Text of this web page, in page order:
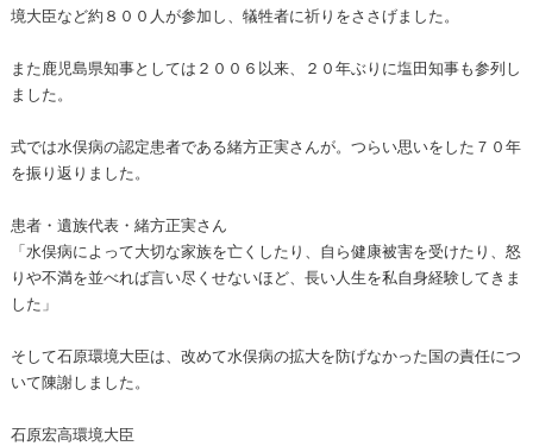
境大臣など約８００人が参加し、犠牲者に祈りをささげました。
また鹿児島県知事としては２００６以来、２０年ぶりに塩田知事も参列し
ました。
式では水俣病の認定患者である緒方正実さんが。つらい思いをした７０年
を振り返りました。
患者・遺族代表・緒方正実さん
「水俣病によって大切な家族を亡くしたり、自ら健康被害を受けたり、怒
りや不満を並べれば言い尽くせないほど、長い人生を私自身経験してきま
した」
そして石原環境大臣は、改めて水俣病の拡大を防げなかった国の責任につ
いて陳謝しました。
石原宏高環境大臣